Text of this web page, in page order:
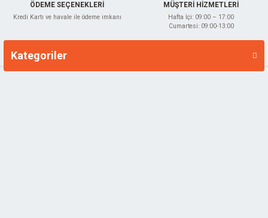
ÖDEME SEÇENEKLERİ
Kredi Kartı ve havale ile ödeme imkanı
MÜŞTERİ HİZMETLERİ
Hafta İçi: 09:00 – 17:00
Cumartesi: 09:00-13:00
Kategoriler
Markalar